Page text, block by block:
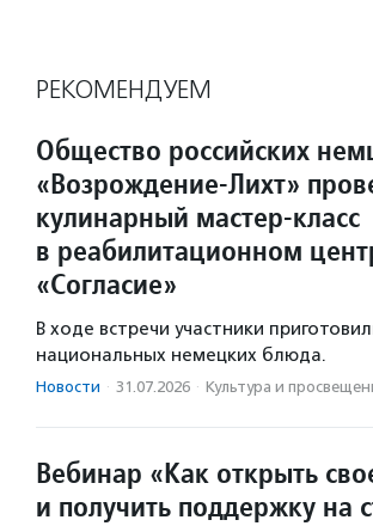
РЕКОМЕНДУЕМ
Общество российских
«Возрождение-Лихт»
кулинарный мастер-класс
в реабилитационном
«Согласие»
В ходе встречи участники
национальных немецких блюда.
Новости · 31.07.2026 · Культура и
Вебинар «Как открыть
и получить поддержку на